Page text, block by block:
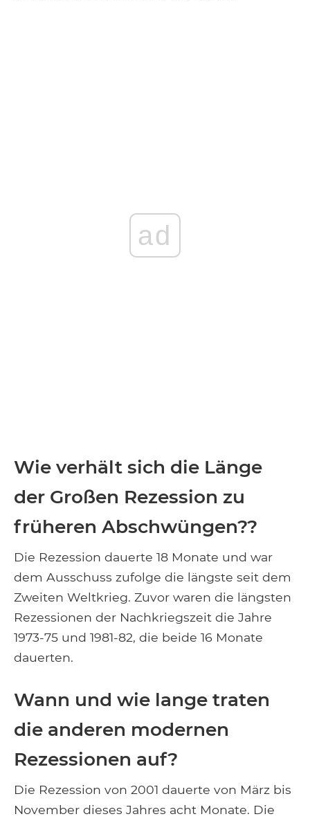
ad
Wie verhält sich die Länge
der Großen Rezession zu
früheren Abschwüngen??
Die Rezession dauerte 18 Monate und war
dem Ausschuss zufolge die längste seit dem
Zweiten Weltkrieg. Zuvor waren die längsten
Rezessionen der Nachkriegszeit die Jahre
1973-75 und 1981-82, die beide 16 Monate
dauerten.
Wann und wie lange traten
die anderen modernen
Rezessionen auf?
Die Rezession von 2001 dauerte von März bis
November dieses Jahres acht Monate. Die